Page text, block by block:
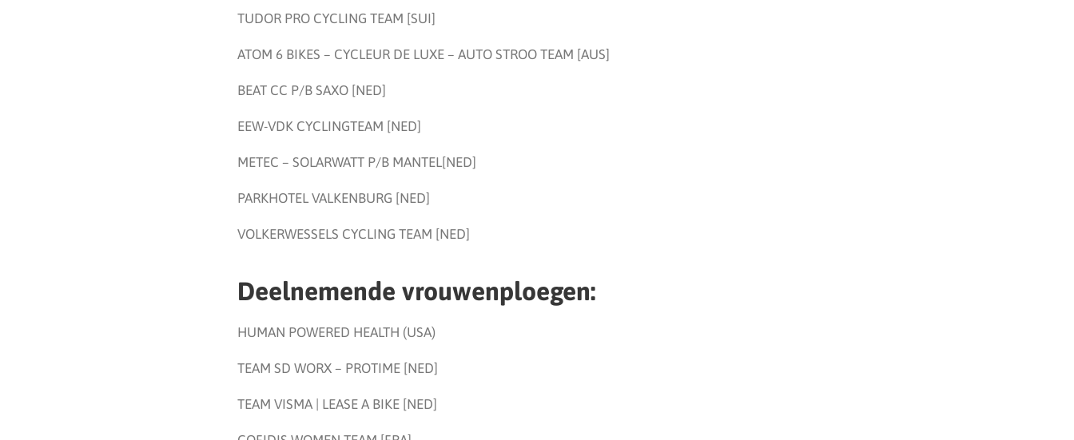
TUDOR PRO CYCLING TEAM [SUI]
ATOM 6 BIKES – CYCLEUR DE LUXE – AUTO STROO TEAM [AUS]
BEAT CC P/B SAXO [NED]
EEW-VDK CYCLINGTEAM [NED]
METEC – SOLARWATT P/B MANTEL[NED]
PARKHOTEL VALKENBURG [NED]
VOLKERWESSELS CYCLING TEAM [NED]
Deelnemende vrouwenploegen:
HUMAN POWERED HEALTH (USA)
TEAM SD WORX – PROTIME [NED]
TEAM VISMA | LEASE A BIKE [NED]